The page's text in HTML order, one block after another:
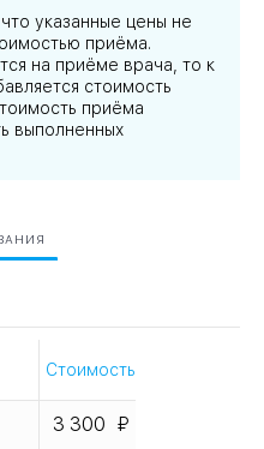
указанные цены не
приёма.
на приёме врача, то к
стоимость
приёма
выполненных
Стоимость
3 300